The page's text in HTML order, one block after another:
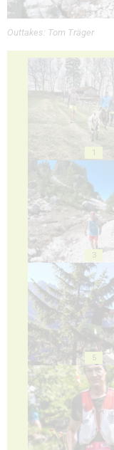
Outtakes: Tom Träger
1
3
5